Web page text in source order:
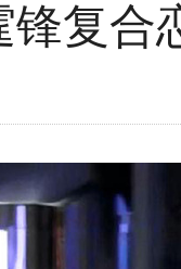
锋复合